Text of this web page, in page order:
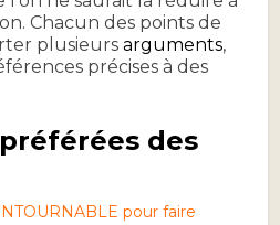
Chacun des points de
plusieursarguments,
précises à des
des
pour faire